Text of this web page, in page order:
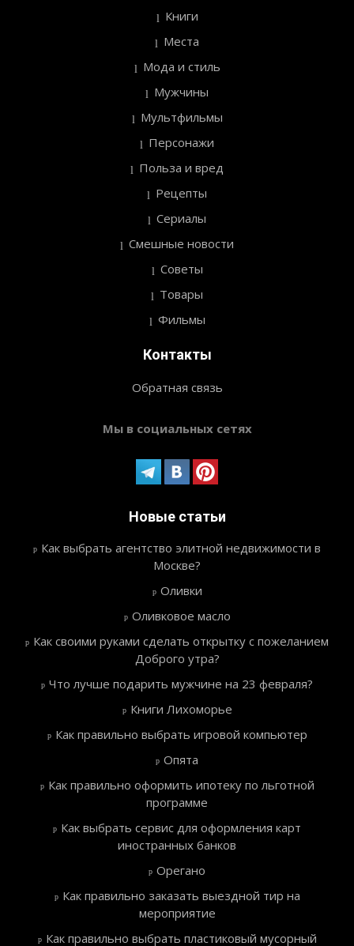
Книги
Места
Мода и стиль
Мужчины
Мультфильмы
Персонажи
Польза и вред
Рецепты
Сериалы
Смешные новости
Советы
Товары
Фильмы
Контакты
Обратная связь
Мы в социальных сетях
Новые статьи
Как выбрать агентство элитной недвижимости в
Москве?
Оливки
Оливковое масло
Как своими руками сделать открытку с пожеланием
Доброго утра?
Что лучше подарить мужчине на 23 февраля?
Книги Лихоморье
Как правильно выбрать игровой компьютер
Опята
Как правильно оформить ипотеку по льготной
программе
Как выбрать сервис для оформления карт
иностранных банков
Орегано
Как правильно заказать выездной тир на
мероприятие
Как правильно выбрать пластиковый мусорный